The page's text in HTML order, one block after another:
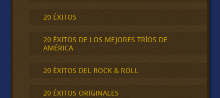
20 ÉXITOS
20 ÉXITOS DE LOS MEJORES TRÍOS DE
AMÉRICA
20 ÉXITOS DEL ROCK & ROLL
20 ÉXITOS ORIGINALES